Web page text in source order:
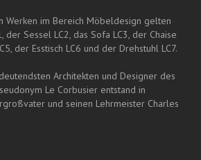
Werken im Bereich Möbeldesign gelten
der Sessel LC2, das Sofa LC3, der Chaise
der Esstisch LC6 und der Drehstuhl LC7.
Architekten und Designer des
Le Corbusier entstand in
und seinen Lehrmeister Charles